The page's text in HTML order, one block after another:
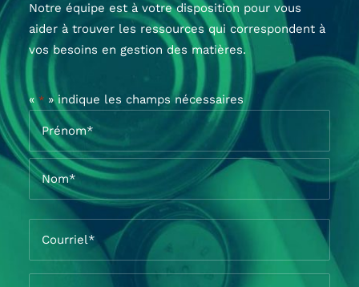
Notre équipe est à votre disposition pour vous
aider à trouver les ressources qui correspondent à
vos besoins en gestion des matières.
«* » indique les champs nécessaires
Nom
*
Prénom*